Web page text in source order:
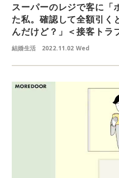
スーパーのレジで客に「
た私。確認して全額引
んだけど？」＜接客トラ
結婚生活 2022.11.02 Wed